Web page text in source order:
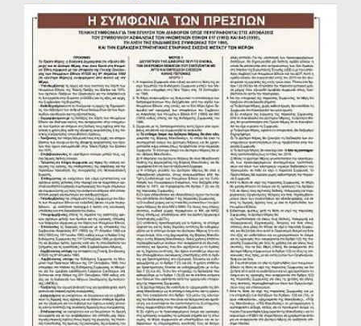
Προβολή
μεγαλύτερης
εικόνας